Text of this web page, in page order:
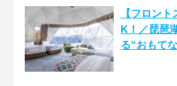
【フロン
K！／琵琶
る“おもて